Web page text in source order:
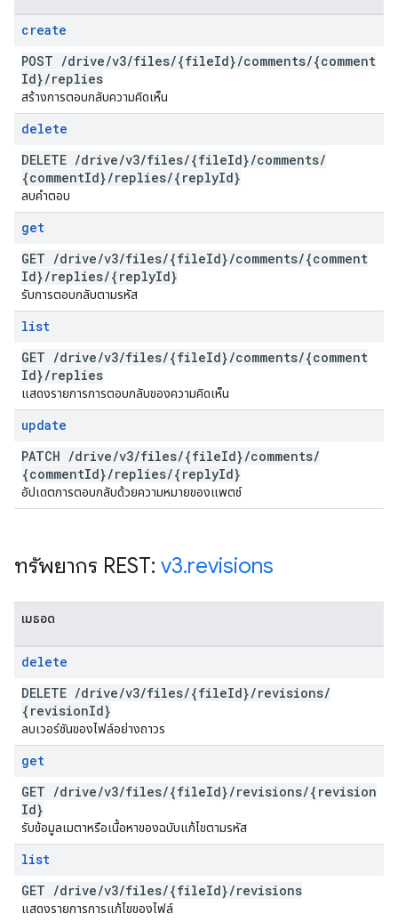
create
POST /drive/v3/files/{fileId}/comments/{comment
Id}/replies
สร้างการตอบกลับความคิดเห็น
delete
DELETE /drive/v3/files/{fileId}/comments/
{commentId}/replies/{replyId}
ลบคำตอบ
get
GET /drive/v3/files/{fileId}/comments/{comment
Id}/replies/{replyId}
รับการตอบกลับตามรหัส
list
GET /drive/v3/files/{fileId}/comments/{comment
Id}/replies
แสดงรายการการตอบกลับของความคิดเห็น
update
PATCH /drive/v3/files/{fileId}/comments/
{commentId}/replies/{replyId}
อัปเดตการตอบกลับด้วยความหมายของแพตช์
ทรัพยากร REST: v3.revisions
เมธอด
delete
DELETE /drive/v3/files/{fileId}/revisions/
{revisionId}
ลบเวอร์ชันของไฟล์อย่างถาวร
get
GET /drive/v3/files/{fileId}/revisions/{revision
Id}
รับข้อมูลเมตาหรือเนื้อหาของฉบับแก้ไขตามรหัส
list
GET /drive/v3/files/{fileId}/revisions
แสดงรายการการแก้ไขของไฟล์